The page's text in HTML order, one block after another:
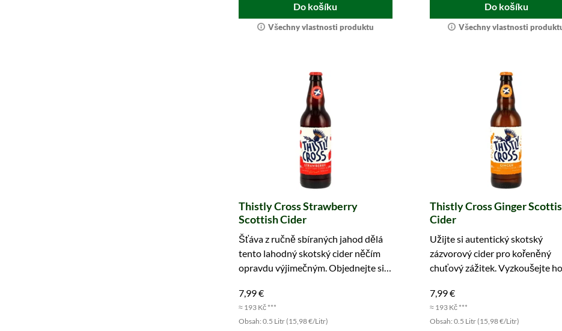
Do košíku
Všechny vlastnosti produktu
Do košíku
Všechny vlastnosti
Thistly Cross Strawberry
Scottish Cider
Šťáva z ručně sbíraných jahod dělá
tento lahodný skotský cider něčím
opravdu výjimečným. Objednejte si
7,99 €
≈ 193 Kč ***
Obsah: 0.5 Litr (15,98 €/Litr)
Thistly Cross Ginger
Cider
Užijte si autentický skotský
zázvorový cider pro kořeněný
chuťový zážitek. Vyzkoušejte ho
7,99 €
≈ 193 Kč ***
Obsah: 0.5 Litr (15,98 €/Litr)